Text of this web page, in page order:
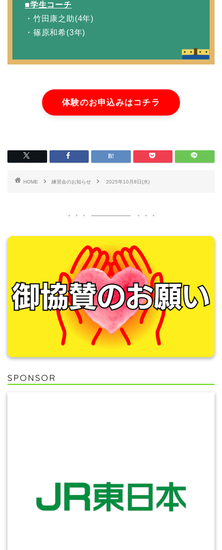
■学生コーチ
・竹田康之助(4年)
・篠原和希(3年)
体験のお申込みはコチラ
HOME 練習会のお知らせ 2025年10月8日(水)
SPONSOR